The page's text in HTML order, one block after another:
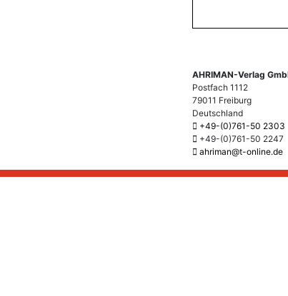
AHRIMAN-Verlag
Postfach 1112
79011 Freiburg
Deutschland
+49-(0)761-50 2303
+49-(0)761-50 2247
ahriman@t-online.de